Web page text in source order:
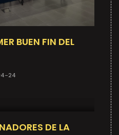
BUEN FIN DEL
24
DE LA